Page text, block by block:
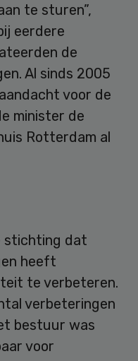
te sturen”,
eerdere
de
Al sinds 2005
voor de
minister de
Rotterdam al
stichting dat
heeft
te verbeteren.
verbeteringen
bestuur was
voor